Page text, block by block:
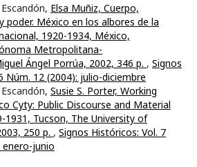
Elsa Muñiz, Cuerpo,
poder. México en los albores de la
1920-1934, México,
Metropolitana-
Ángel Porrúa, 2002, 346 p. , Signos
Núm. 12 (2004): julio-diciembre
Susie S. Porter, Working
Cyty: Public Discourse and Material
1931, Tucson, The University of
250 p. , Signos Históricos: Vol. 7
enero-junio